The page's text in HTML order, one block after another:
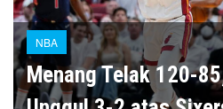
NBA
Menang Telak 120-